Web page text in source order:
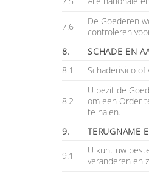
7.6
De Goederen
controleren
8.
SCHADE EN
8.1
Schaderisico
8.2
U bezit de
om een Order
te halen.
9.
TERUGNAME
9.1
U kunt uw
veranderen en